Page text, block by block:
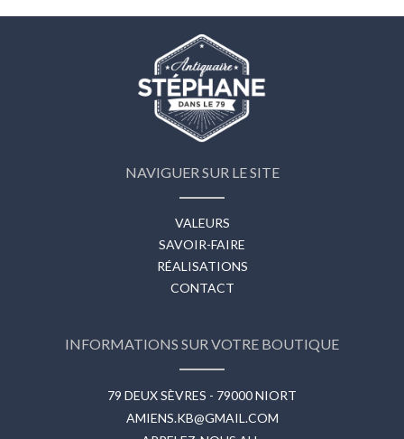
NAVIGUER SUR LE SITE
VALEURS
SAVOIR-FAIRE
RÉALISATIONS
CONTACT
INFORMATIONS SUR VOTRE BOUTIQUE
79 DEUX SÈVRES - 79000 NIORT
AMIENS.KB@GMAIL.COM